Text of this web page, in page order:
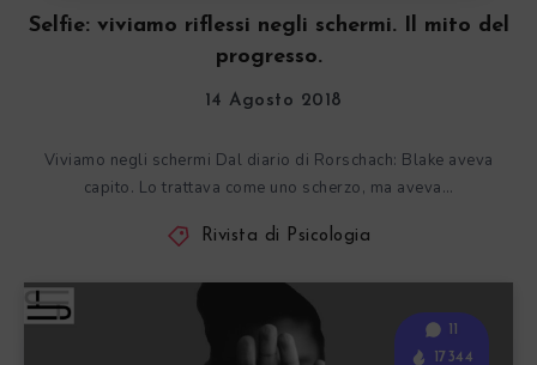
Selfie: viviamo riflessi negli schermi. Il mito del
progresso.
14 Agosto 2018
Viviamo negli schermi Dal diario di Rorschach: Blake aveva
capito. Lo trattava come uno scherzo, ma aveva…
Rivista di Psicologia
11
17344